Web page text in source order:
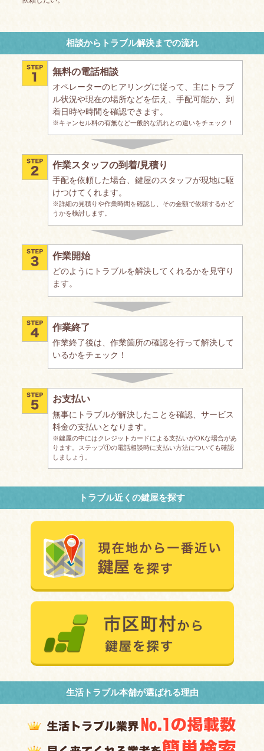
相談からトラブル解決までの流れ
無料の電話相談
オペレーターのヒアリングに従って、主にトラブ
ル状況や現在の場所などを伝え、手配可能か、到
着日時や時間を確認できます。
※キャンセル料の有無など一般的な流れとの違いをチェック！
作業スタッフの到着/見積り
手配を依頼した場合、鍵屋のスタッフが現地に駆
けつけてくれます。
※詳細の見積りや作業時間を確認し、その金額で依頼するかど
うかを検討します。
作業開始
どのようにトラブルを解決してくれるかを見守り
ます。
作業終了
作業終了後は、作業箇所の確認を行って解決して
いるかをチェック！
お支払い
無事にトラブルが解決したことを確認、サービス
料金の支払いとなります。
※鍵屋の中にはクレジットカードによる支払いがOKな場合があ
ります。ステップ①の電話相談時に支払い方法についても確認
しましょう。
トラブル近くの鍵屋を探す
生活トラブル本舗が選ばれる理由